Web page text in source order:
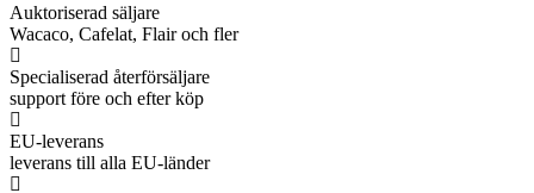
Auktoriserad säljare
Wacaco, Cafelat, Flair och fler
Specialiserad återförsäljare
support före och efter köp
EU-leverans
leverans till alla EU-länder